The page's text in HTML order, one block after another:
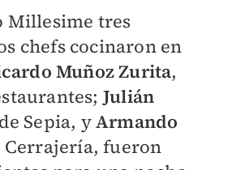
Millesime tres
chefs cocinaron en
Muñoz Zurita,
Julián
Sepia, yArmando
Cerrajería, fueron